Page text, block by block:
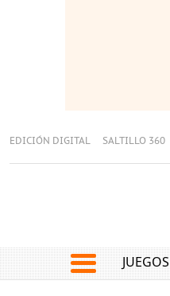
EDICIÓN DIGITAL SALTILLO 360
JUEGOS